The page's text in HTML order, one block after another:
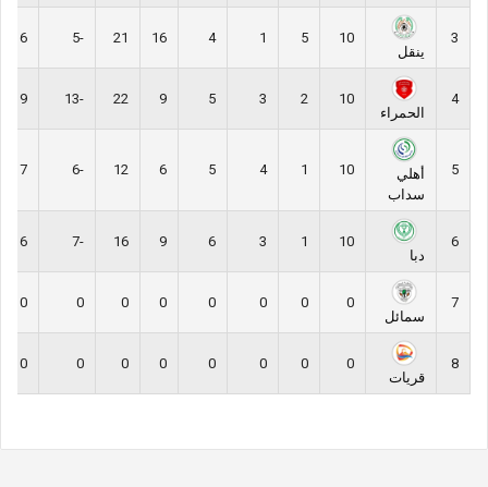
3
ينقل
10
5
1
4
16
21
-5
16
4
الحمراء
10
2
3
5
9
22
-13
9
5
أهلي
سداب
10
1
4
5
6
12
-6
7
6
دبا
10
1
3
6
9
16
-7
6
7
سمائل
0
0
0
0
0
0
0
0
8
قريات
0
0
0
0
0
0
0
0